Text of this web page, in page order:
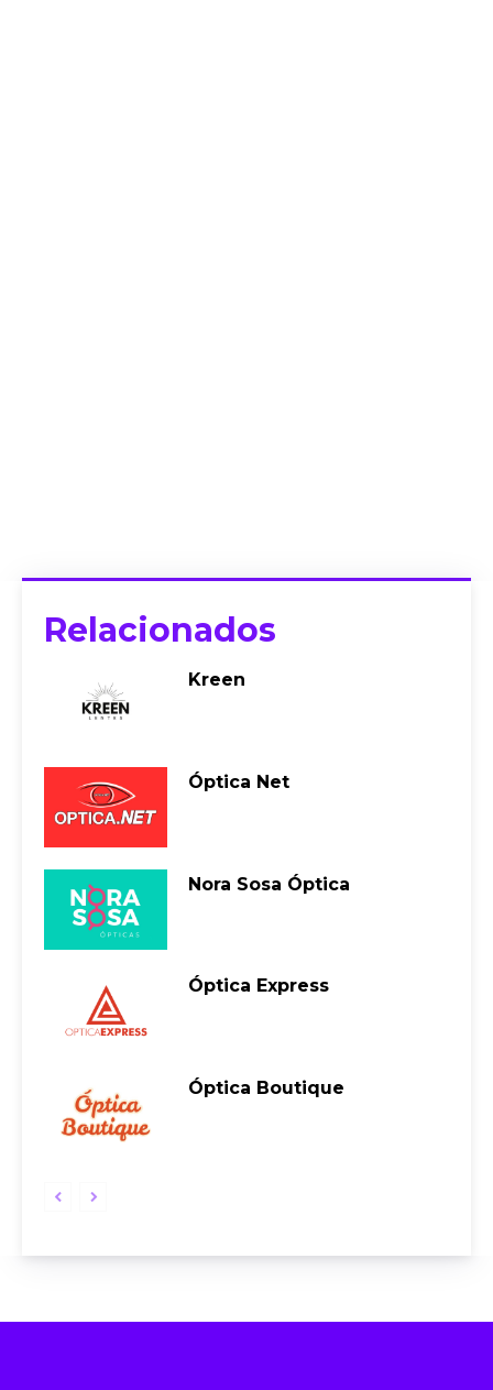
Relacionados
Kreen
Óptica Net
Nora Sosa Óptica
Óptica Express
Óptica Boutique